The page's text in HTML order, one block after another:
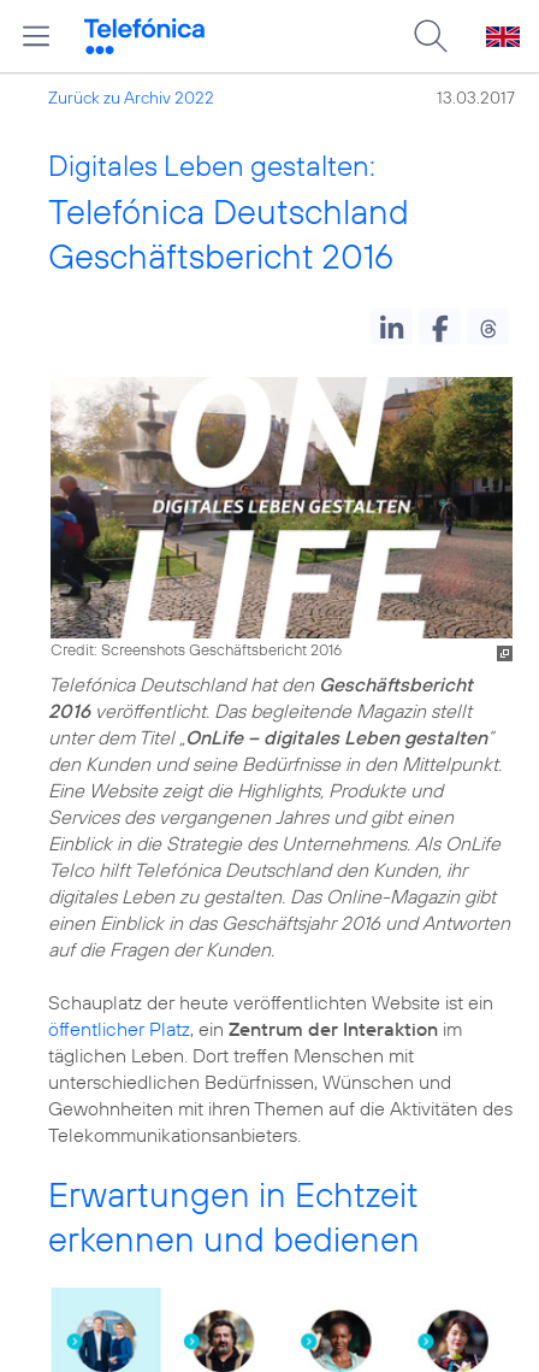
Zurück zu Archiv 2022 13.03.2017
Digitales Leben gestalten:
Telefónica Deutschland
Geschäftsbericht 2016
Credit: Screenshots Geschäftsbericht 2016
Telefónica Deutschland hat den Geschäftsbericht
2016veröffentlicht. Das begleitende Magazin stellt
unter dem Titel „ OnLife – digitales Leben gestalten“
den Kunden und seine Bedürfnisse in den Mittelpunkt.
Eine Website zeigt die Highlights, Produkte und
Services des vergangenen Jahres und gibt einen
Einblick in die Strategie des Unternehmens. Als OnLife
Telco hilft Telefónica Deutschland den Kunden, ihr
digitales Leben zu gestalten. Das Online-Magazin gibt
einen Einblick in das Geschäftsjahr 2016 und Antworten
auf die Fragen der Kunden.
Schauplatz der heute veröffentlichten Website ist ein
öffentlicher Platz, ein Zentrum der Interaktion im
täglichen Leben. Dort treffen Menschen mit
unterschiedlichen Bedürfnissen, Wünschen und
Gewohnheiten mit ihren Themen auf die Aktivitäten des
Telekommunikationsanbieters.
Erwartungen in Echtzeit
erkennen und bedienen